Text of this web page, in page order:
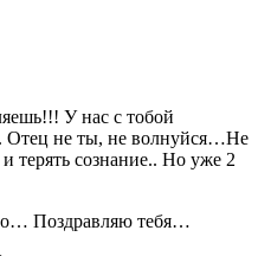
У нас с тобой
Отец не ты, не волнуйся…Не
терять сознание.. Но уже 2
Поздравляю тебя…